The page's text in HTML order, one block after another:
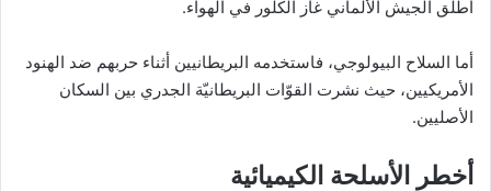
أطلق الجيش الألماني غاز الكلور في الهواء.
أما السلاح البيولوجي، فاستخدمه البريطانيين أثناء حربهم ضد الهنود
الأمريكيين، حيث نشرت القوّات البريطانيّة الجدري بين السكان
الأصليين.
أخطر الأسلحة الكيميائية